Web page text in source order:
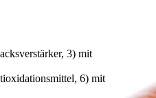
3) mit
6) mit